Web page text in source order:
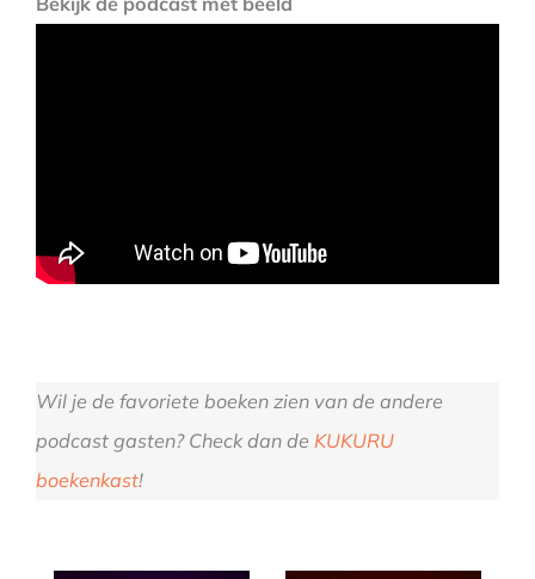
Wil je de favoriete boeken zien van de andere
podcast gasten? Check dan de KUKURU
boekenkast!